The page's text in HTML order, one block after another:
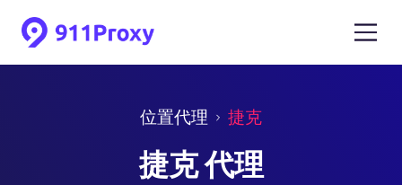
位置代理 捷克
捷克 代理